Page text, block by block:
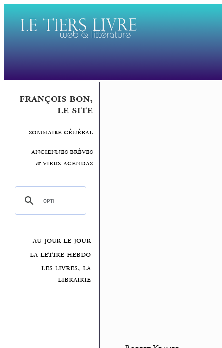
françois bon,
le site
sommaire général
anciennes brèves
& vieux agendas
au jour le jour
la lettre hebdo
les livres, la
librairie